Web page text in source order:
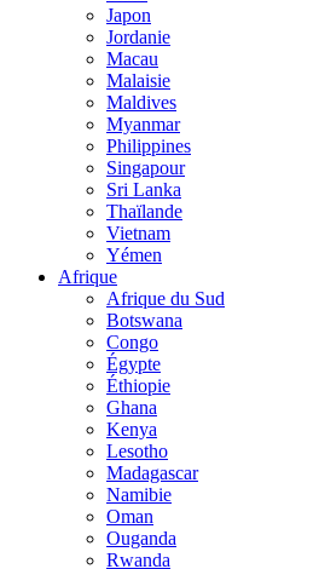
Japon
Jordanie
Macau
Malaisie
Maldives
Myanmar
Philippines
Singapour
Sri Lanka
Thaïlande
Vietnam
Yémen
Afrique
Afrique du Sud
Botswana
Congo
Égypte
Éthiopie
Ghana
Kenya
Lesotho
Madagascar
Namibie
Oman
Ouganda
Rwanda